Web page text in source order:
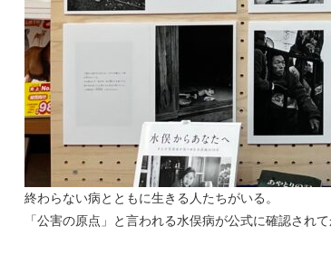
終わらない病とともに生きる人たちがいる。
「公害の原点」と言われる水俣病が公式に確認されて